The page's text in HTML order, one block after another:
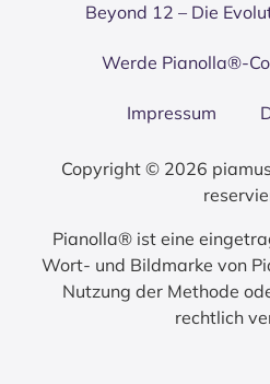
Bey­ond 12 – Die
Wer­de Pianolla®-
Impres­sum
Copyright © 2026
Pianolla® ist eine
Wort- und Bildmarke von
Nutzung der Methode
rechtlich